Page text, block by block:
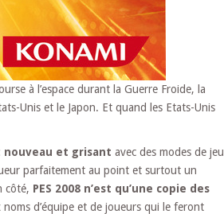
à l’espace durant la Guerre Froide, la
Unis et le Japon. Et quand les Etats-Unis
nouveau et grisant avec des modes de jeu
parfaitement au point et surtout un
côté, PES 2008 n’est qu’une copie des
d’équipe et de joueurs qui le feront